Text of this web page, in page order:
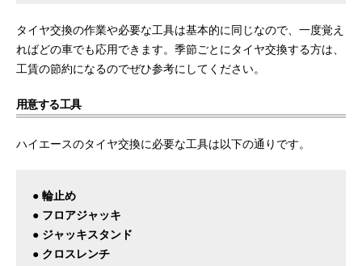
タイヤ交換の作業や必要な工具は基本的に同じなので、一度覚え
ればどの車でも応用できます。季節ごとにタイヤ交換する方は、
工賃の節約になるのでぜひ参考にしてください。
用意する工具
ハイエースのタイヤ交換に必要な工具は以下の通りです。
● 輪止め
● フロアジャッキ
● ジャッキスタンド
● クロスレンチ